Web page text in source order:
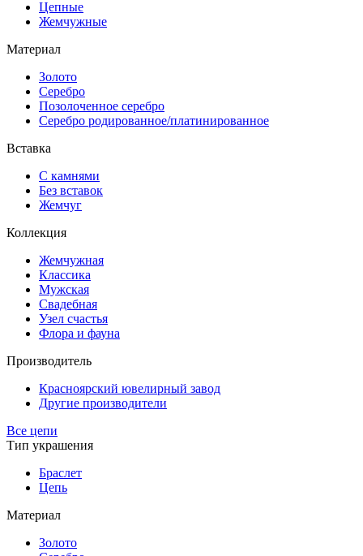
Цепные
Жемчужные
Материал
Золото
Серебро
Позолоченное серебро
Серебро родированное/платинированное
Вставка
С камнями
Без вставок
Жемчуг
Коллекция
Жемчужная
Классика
Мужская
Свадебная
Узел счастья
Флора и фауна
Производитель
Красноярский ювелирный завод
Другие производители
Все цепи
Тип украшения
Браслет
Цепь
Материал
Золото